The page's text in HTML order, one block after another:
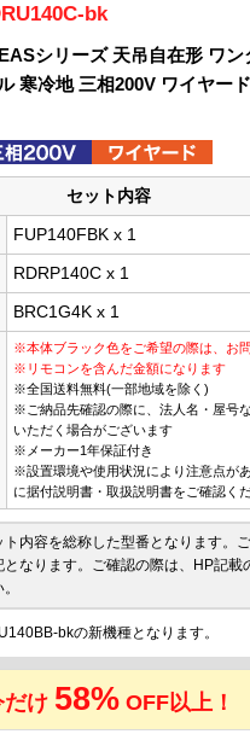
bk
シリーズ 天吊自在形 ワン
寒冷地 三相200V ワイヤー
セット内容
FUP140FBK x 1
RDRP140C x 1
BRC1G4K x 1
※本体ブラック色をご希望の際は、お問
※リモコンを含んだ金額になります
※全国送料無料(一部地域を除く)
※ご納品先確認の際に、法人名・屋号
いただく場合がございます
※メーカー1年保証付き
※設置環境や使用状況により注意点が
に据付説明書・取扱説明書をご確認くだ
内容を総称した型番となります。
なります。ご確認の際は、HP記載
bkの新機種となります。
だけ 58% OFF以上！